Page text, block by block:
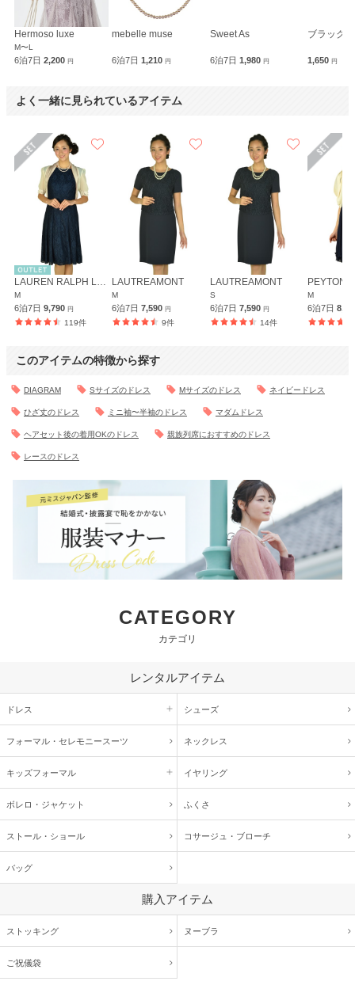
Hermoso luxe
M〜L
6泊7日 2,200 円
mebelle muse
6泊7日1,210円
Sweet As
6泊7日 1,980 円 1,650 円
よく一緒に見られているアイテム
M
6泊7日 9,790 円
119件
LAUTREAMONT
M
6泊7日7,590円
9件
LAUTREAMONT
S
6泊7日 7,590 円
14件
PEYTON
M
6泊7日
このアイテムの特徴から探す
DIAGRAM Sサイズのドレス Mサイズのドレス ネイビードレス
ひざ丈のドレス ミニ袖〜半袖のドレス マダムドレス
ヘアセット後の着用OKのドレス 親族列席におすすめのドレス
レースのドレス
CATEGORY
カテゴリ
レンタルアイテム
ドレス シューズ
フォーマル・ セレモニースーツ ネックレス
キッズフォーマル イヤリング
ボレロ・ジャケット ふくさ
ストール・ショール コサージュ・ ブローチ
バッグ
購入アイテム
ストッキング ヌーブラ
ご祝儀袋